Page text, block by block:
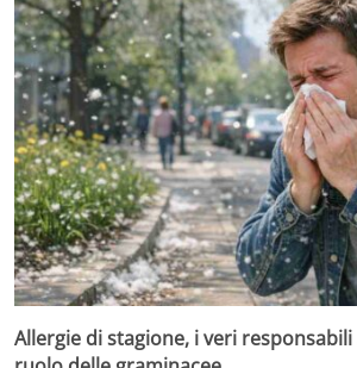
Allergie di stagione, i veri